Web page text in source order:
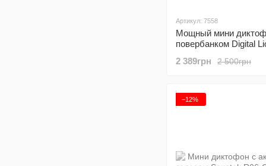
Артикул: 7558
Мощный мини
повербанком Digital
активацией голосом
2 500грн
2 389грн
−12%